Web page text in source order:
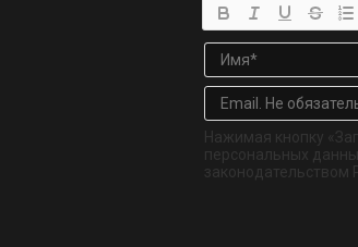
Нажимая кнопку
персональных
законодательством